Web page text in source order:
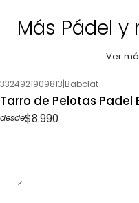
Más Pádel
Ver
3324921909813|Babolat
Tarro de Pelotas Padel
desde$8.990